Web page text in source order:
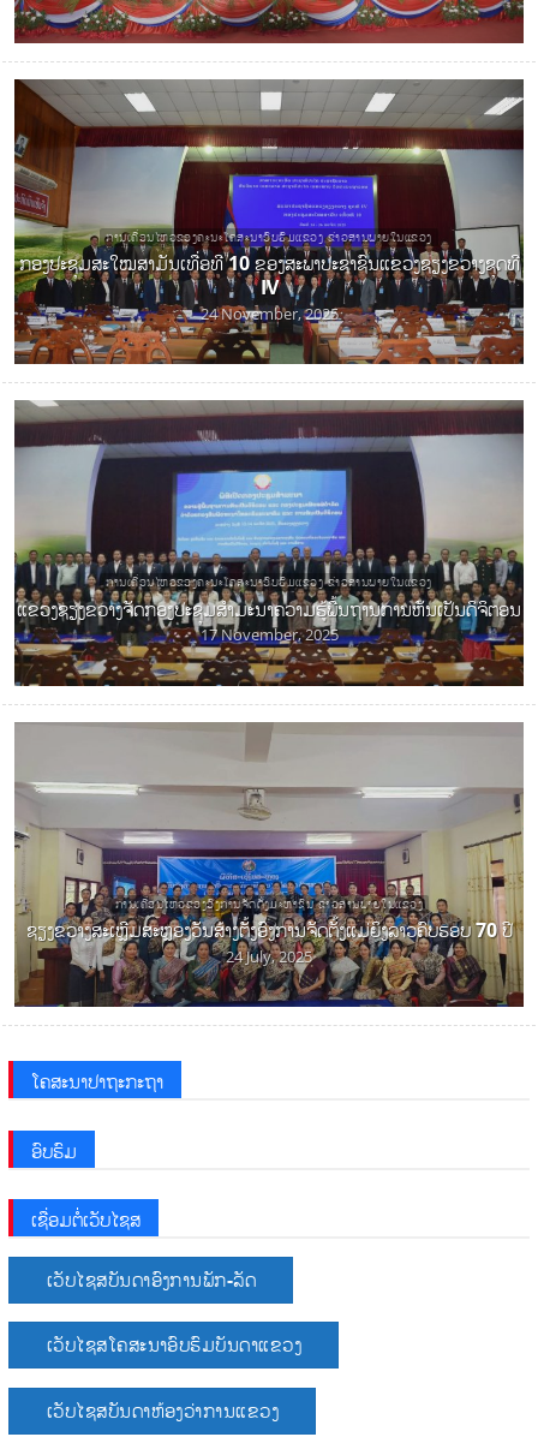
ການເຄື່ອນໄຫວຂອງຄະນະໂຄສະນາອົບຮົມແຂວງ ຂ່າວສານພາຍໃນແຂວງ
ກອງປະຊຸມສະໃໝສາມັນເທື່ອທີ 10 ຂອງສະພາປະຊາຊົນແຂວງຊຽງຂວາງຊຸດທີ
IV
24 November, 2025
ການເຄື່ອນໄຫວຂອງຄະນະໂຄສະນາອົບຮົມແຂວງ ຂ່າວສານພາຍໃນແຂວງ
ແຂວງຊຽງຂວາງຈັດກອງປະຊຸມສໍາມະນາຄວາມຮູ້ພື້ນຖານການຫັນເປັນດິຈິຕອນ
17 November, 2025
ການເຄື່ອນໄຫວຂອງອົງການຈັດຕັ້ງມະຫາຊົນ ຂ່າວສານພາຍໃນແຂວງ
ຊຽງຂວາງສະເຫຼີມສະຫຼອງວັນສ້າງຕັ້ງອົງການຈັດຕັ້ງແມ່ຍິງລາວຄົບຮອບ 70 ປີ
24 July, 2025
ໂຄສະນາປາຖະກະຖາ
ອົບຮົມ
ເຊື່ອມຕໍ່ເວັບໄຊສ
ເວັບໄຊສບັນດາອົງການພັກ-ລັດ
ເວັບໄຊສໂຄສະນາອົບຮົມບັນດາແຂວງ
ເວັບໄຊສບັນດາຫ້ອງວ່າການແຂວງ